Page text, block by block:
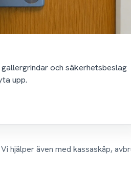
och säkerhetsbeslag
upp.
Vi hjälper även med kassaskåp,